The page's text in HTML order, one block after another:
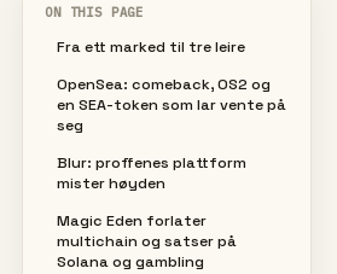
ON THIS PAGE
Fra ett marked til tre leire
OpenSea: comeback, OS2 og
en SEA-token som lar vente på
seg
Blur: proffenes plattform
mister høyden
Magic Eden forlater
multichain og satser på
Solana og gambling